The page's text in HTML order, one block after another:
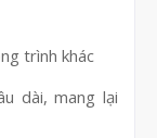
trình khác
dài, mang lại